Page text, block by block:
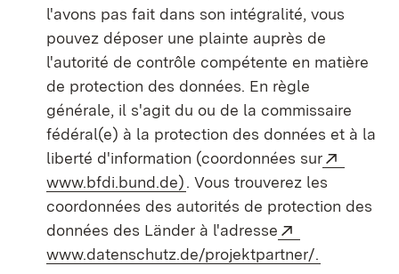
l'avons pas fait dans son intégralité, vous
pouvez déposer une plainte auprès de
l'autorité de contrôle compétente en matière
de protection des données. En règle
générale, il s'agit du ou de la commissaire
fédéral(e) à la protection des données et à la
liberté d'information (coordonnées sur
www.bfdi.bund.de) (S’ouvre dans un nouvel
. Vous trouverez les
coordonnées des autorités de protection des
données des Länder à l'adresse
www.datenschutz.de/projektpartner/.